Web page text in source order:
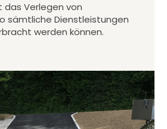
Verlegen von
sämtliche Dienstleistungen
werden können.